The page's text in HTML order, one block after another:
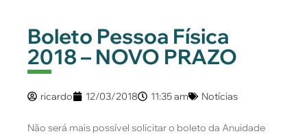
Boleto Pessoa Física
2018 – NOVO PRAZO
ricardo 12/03/2018 11:35 am Notícias
Não será mais possível solicitar o boleto da Anuidade